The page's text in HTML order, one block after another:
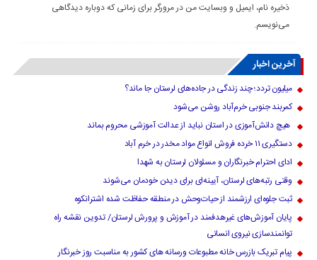
ذخیره نام، ایمیل و وبسایت من در مرورگر برای زمانی که دوباره دیدگاهی
می‌نویسم.
آخرین اخبار
میلیون تردد؛ چند زندگی در جاده‌های لرستان جا ماند؟
کمربند جنوبی خرم‌‌آباد روشن می‌شود
هیچ دانش‌آموزی در استان نباید از عدالت آموزشی محروم بماند
دستگیری ۱۱ خرده فروش انواع مواد مخدر در خرم آباد
ادای احترام خبرنگاران و مسئولان لرستان به شهدا
وقتی رتبه‌های لرستان، آیینه‌ای برای دیدن خودمان می‌شوند
ثبت جلوه‌ای ارزشمند از حیات‌وحش در منطقه حفاظت شده اشترانکوه
پایان آموزش‌های غیرهدفمند در آموزش و پرورش لرستان/ تدوین نقشه راه
توانمندسازی نیروی انسانی
پیام تبریک بازرس خانه مطبوعات ورسانه های کشور به مناسبت روز خبرنگار